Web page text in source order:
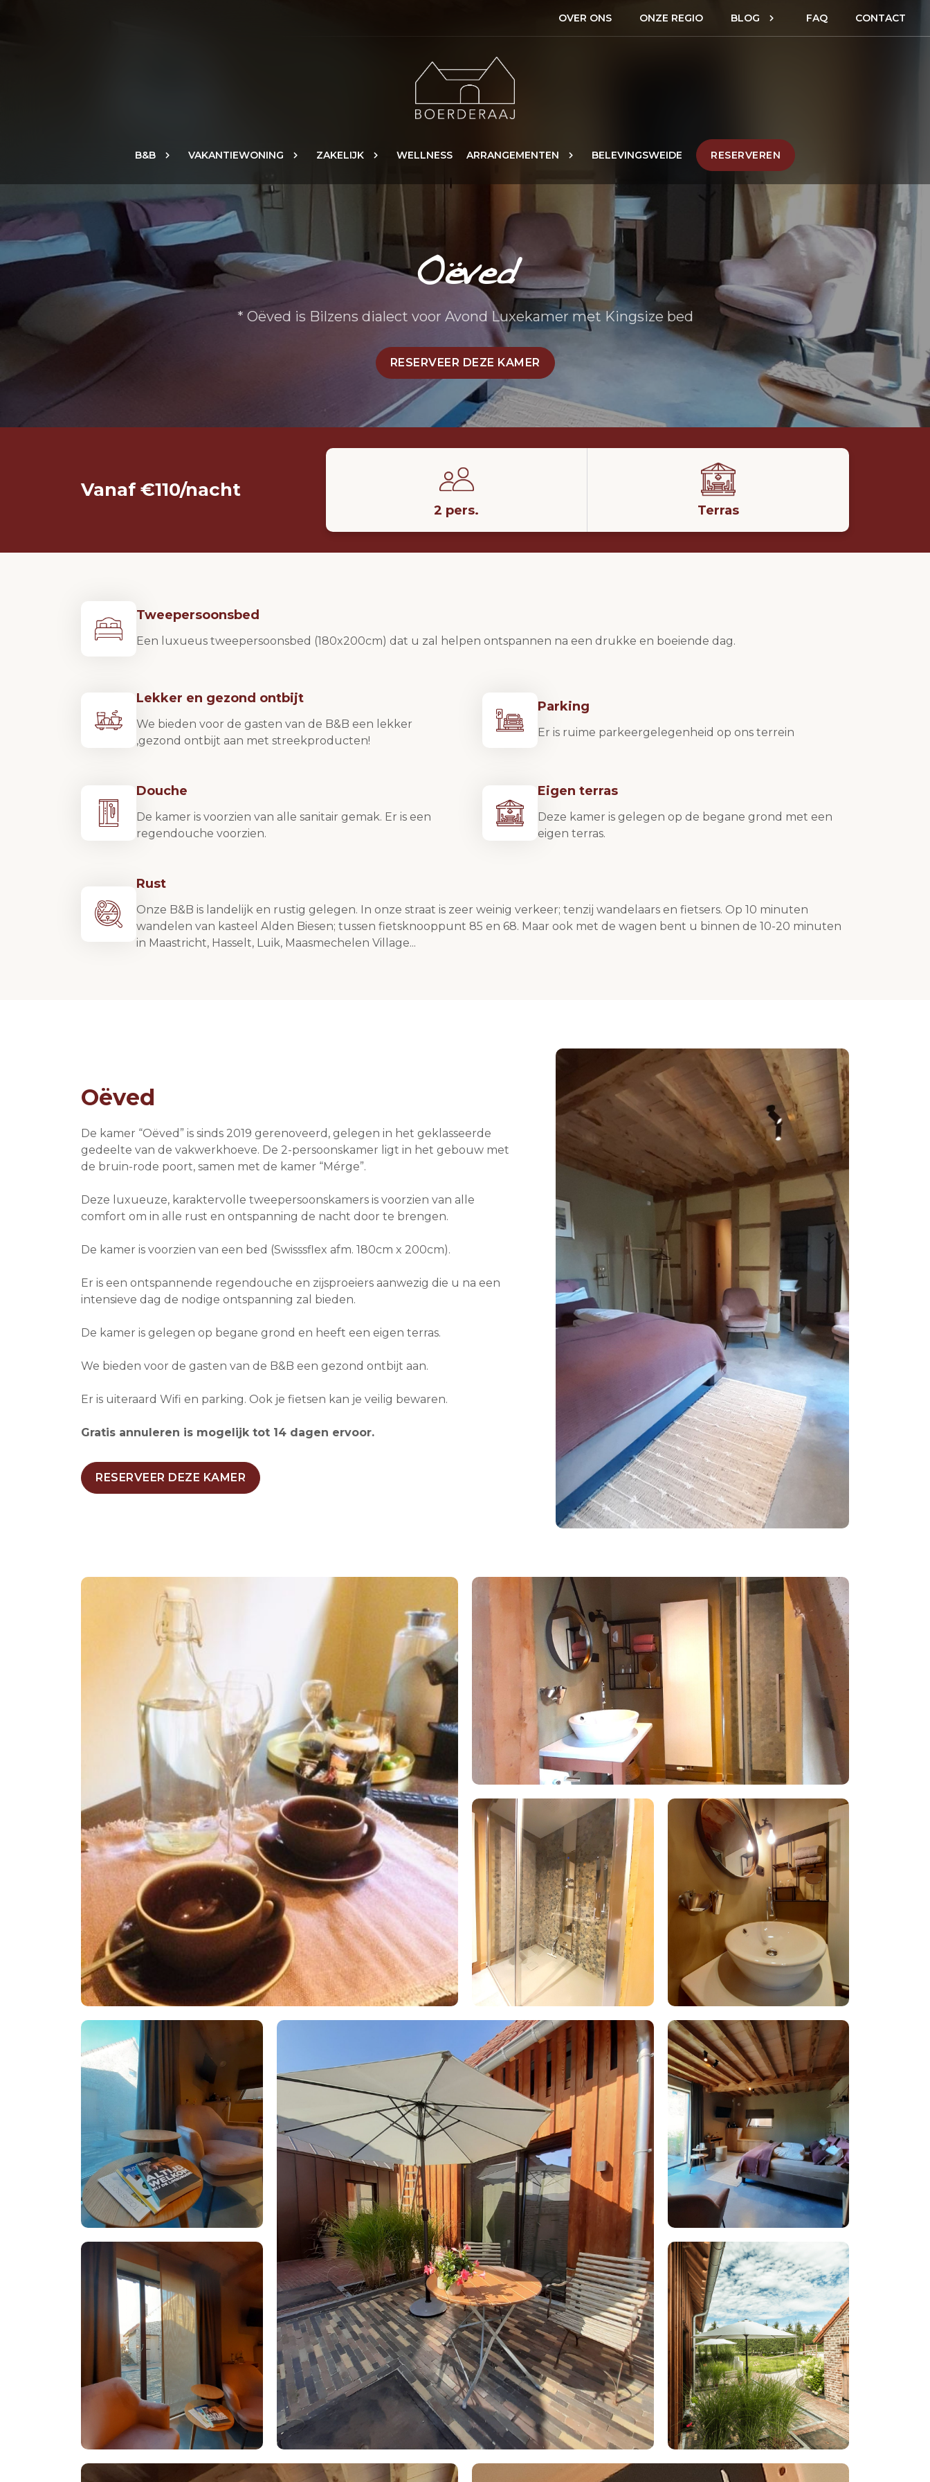
OVER ONS ONZE REGIO BLOG FAQ CONTACT
B&B VAKANTIEWONING ZAKELIJK WELLNESS ARRANGEMENTEN BELEVINGSWEIDE RESERVEREN
Oëved
* Oëved is Bilzens dialect voor Avond Luxekamer met Kingsize bed
RESERVEER DEZE KAMER
Vanaf €110/nacht
2 pers. Terras
Tweepersoonsbed
Een luxueus tweepersoonsbed (180x200cm) dat u zal helpen ontspannen na een drukke en boeiende dag.
Lekker en gezond ontbijt
We bieden voor de gasten van de B&B een lekker
,gezond ontbijt aan met streekproducten!
Parking
Er is ruime parkeergelegenheid op ons terrein
Douche
De kamer is voorzien van alle sanitair gemak. Er is een
regendouche voorzien.
Eigen terras
Deze kamer is gelegen op de begane grond met een
eigen terras.
Rust
Onze B&B is landelijk en rustig gelegen. In onze straat is zeer weinig verkeer; tenzij wandelaars en fietsers. Op 10 minuten
wandelen van kasteel Alden Biesen; tussen fietsknooppunt 85 en 68. Maar ook met de wagen bent u binnen de 10-20 minuten
in Maastricht, Hasselt, Luik, Maasmechelen Village...
Oëved
De kamer “Oëved” is sinds 2019 gerenoveerd, gelegen in het geklasseerde
gedeelte van de vakwerkhoeve. De 2-persoonskamer ligt in het gebouw met
de bruin-rode poort, samen met de kamer “Mérge”.
Deze luxueuze, karaktervolle tweepersoonskamers is voorzien van alle
comfort om in alle rust en ontspanning de nacht door te brengen.
De kamer is voorzien van een bed (Swisssflex afm. 180cm x 200cm).
Er is een ontspannende regendouche en zijsproeiers aanwezig die u na een
intensieve dag de nodige ontspanning zal bieden.
De kamer is gelegen op begane grond en heeft een eigen terras.
We bieden voor de gasten van de B&B een gezond ontbijt aan.
​​​​​​​Er is uiteraard Wifi en parking. Ook je fietsen kan je veilig bewaren.
Gratis annuleren is mogelijk tot 14 dagen ervoor.
RESERVEER DEZE KAMER